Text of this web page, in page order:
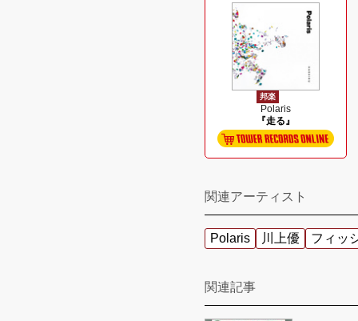
邦楽
Polaris
『走る』
関連アーティスト
Polaris 川上優 フィッ
関連記事